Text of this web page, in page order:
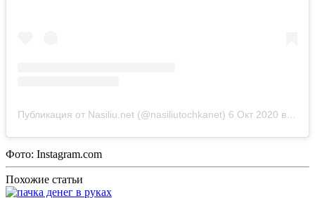
Публикация от Nasiliu.net (@nasiliutochkanet) 6 Окт 2020 в 8:51 PDT
Фото: Instagram.com
Похожие статьи